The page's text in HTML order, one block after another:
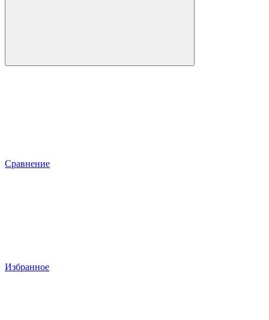
Сравнение
Избранное